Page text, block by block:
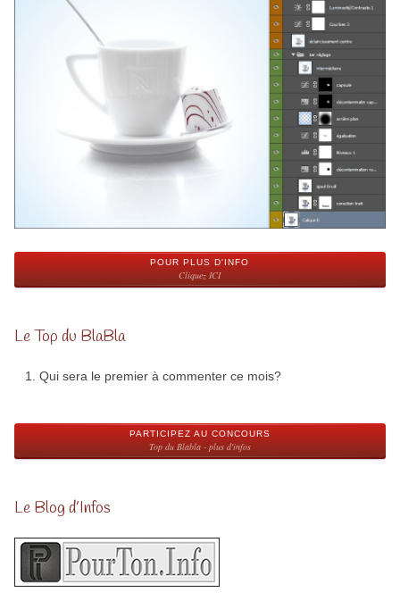
POUR PLUS D'INFO
Cliquez ICI
Le Top du BlaBla
Qui sera le premier à commenter ce mois?
PARTICIPEZ AU CONCOURS
Top du Blabla - plus d'infos
Le Blog d’Infos